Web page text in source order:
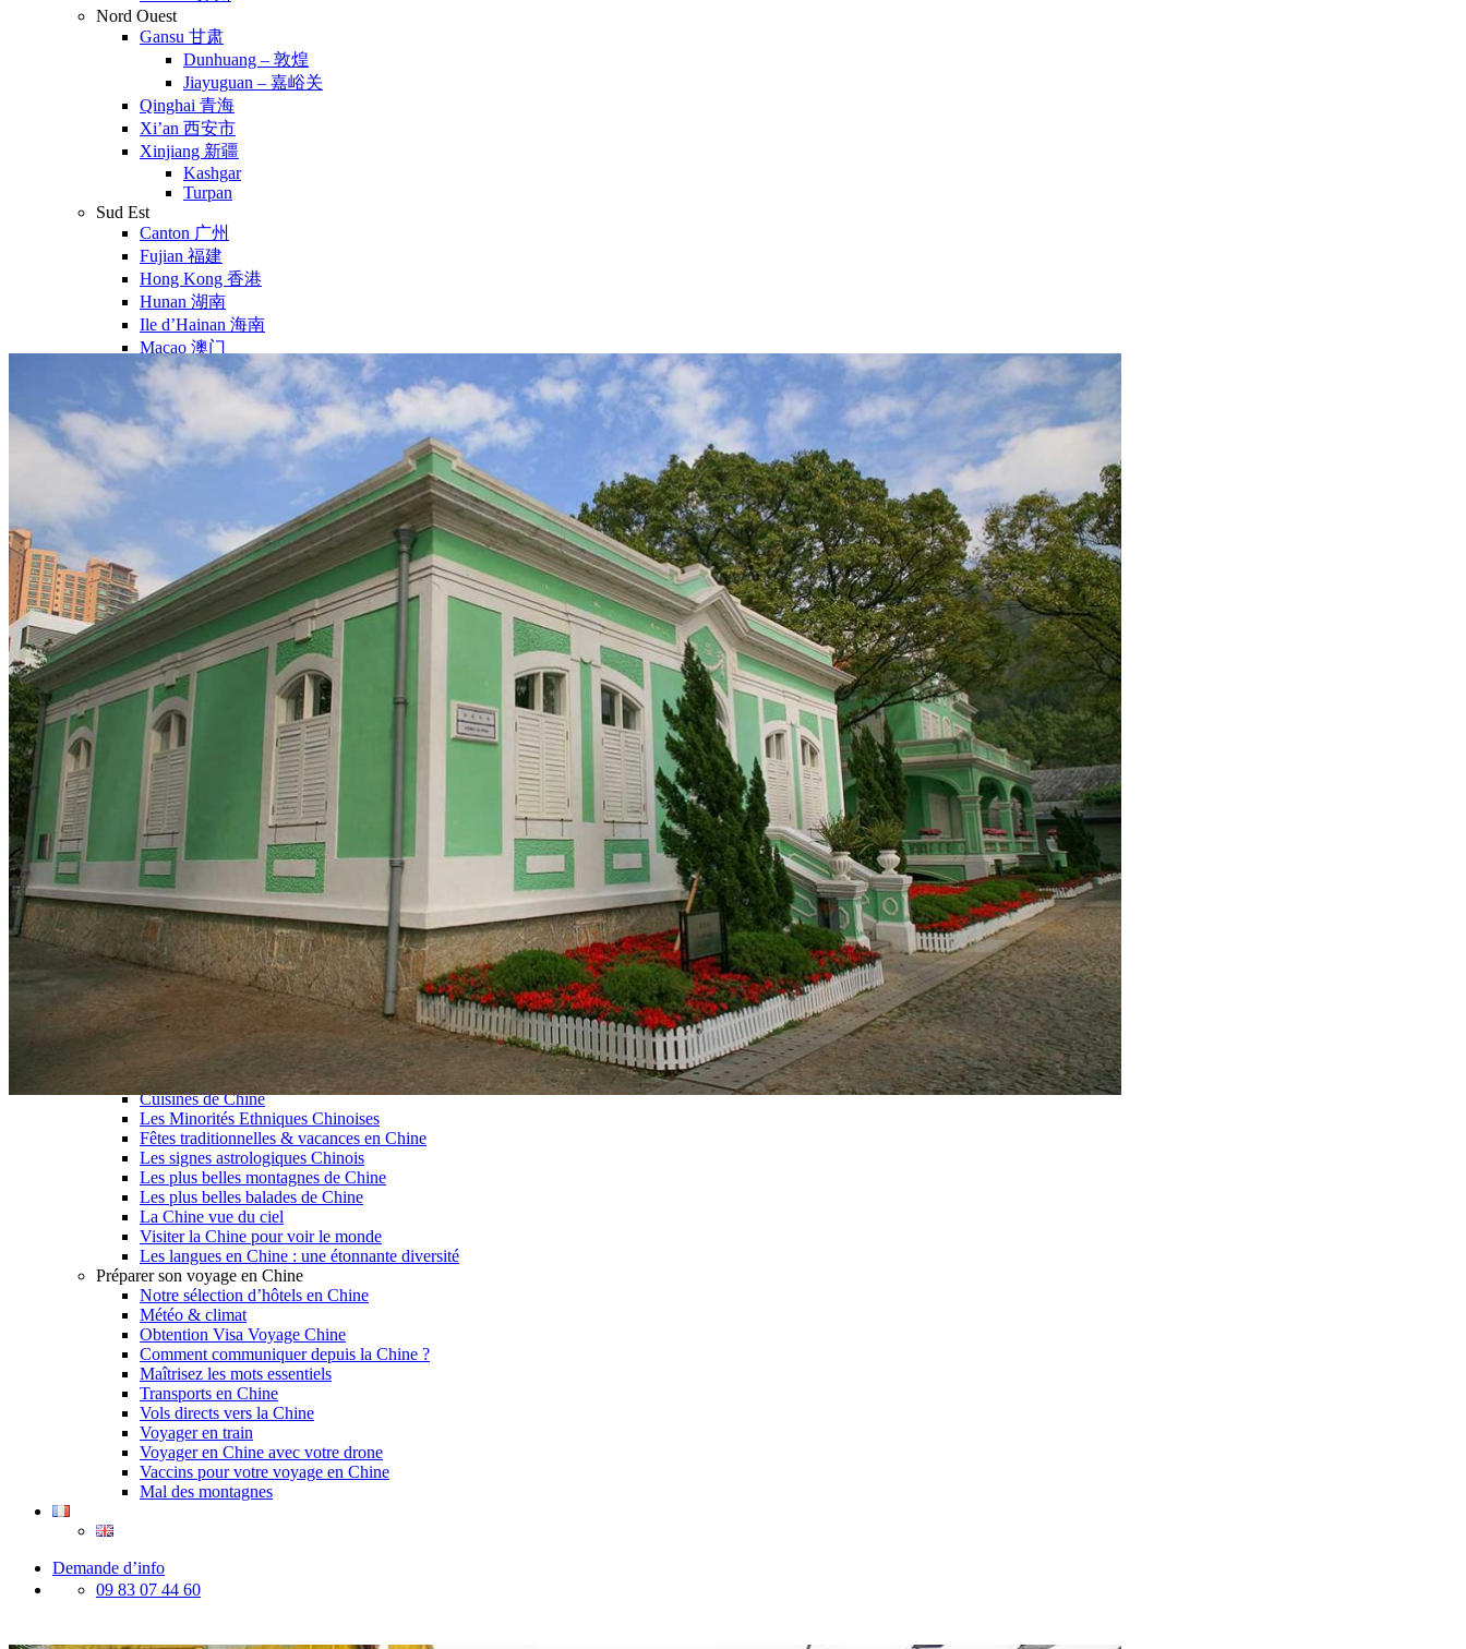
Nord Ouest
Gansu 甘肃
Dunhuang – 敦煌
Jiayuguan – 嘉峪关
Qinghai 青海
Xi’an 西安市
Xinjiang 新疆
Kashgar
Turpan
Sud Est
Canton 广州
Fujian 福建
Hong Kong 香港
Hunan 湖南
Ile d’Hainan 海南
Macao 澳门
Taïwan 台湾
Shenzhen
Sud Ouest
Chongqing 重庆
Guangxi 广西
Sichuan 四川
Tibet 西藏
Yunnan 云南
Circuits
Organisation
Circuits sur mesure
Nos Petits Groupes
Ambiance
Classique et incontournables
Culture & expériences
Nature et grands paysages
Famille et enfants
Trekking et aventure
Luxe et exception
Où et quand partir ?
Printemps
Eté
Automne
Hiver
Infos pratiques
Notre agence
Notre agence en Chine
Réseau Asian Roads
Garanties et engagements Asian Roads
Avis de nos voyageurs
Voyages d’affaires en Chine
Voyage scolaire et culturel en Chine
La Chine & ses secrets
Présentation de la Chine
Cuisines de Chine
Les Minorités Ethniques Chinoises
Fêtes traditionnelles & vacances en Chine
Les signes astrologiques Chinois
Les plus belles montagnes de Chine
Les plus belles balades de Chine
La Chine vue du ciel
Visiter la Chine pour voir le monde
Les langues en Chine : une étonnante diversité
Préparer son voyage en Chine
Notre sélection d’hôtels en Chine
Météo & climat
Obtention Visa Voyage Chine
Comment communiquer depuis la Chine ?
Maîtrisez les mots essentiels
Transports en Chine
Vols directs vers la Chine
Voyager en train
Voyager en Chine avec votre drone
Vaccins pour votre voyage en Chine
Mal des montagnes
Demande d’info
09 83 07 44 60